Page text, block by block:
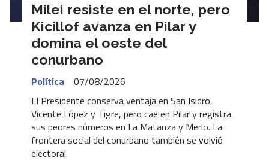
Milei resiste en el norte, pero
Kicillof avanza en Pilar y
domina el oeste del
conurbano
Política
07/08/2026
El Presidente conserva ventaja en San Isidro,
Vicente López y Tigre, pero cae en Pilar y registra
sus peores números en La Matanza y Merlo. La
frontera social del conurbano también se volvió
electoral.